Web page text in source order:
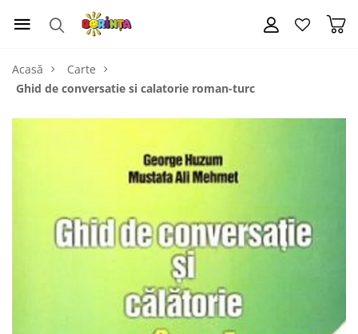
Acasă
Carte
Ghid de conversatie si calatorie roman-turc